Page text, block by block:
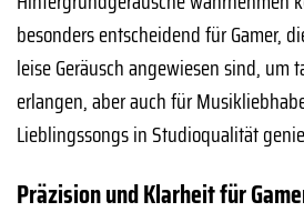
besonders entscheidend für Gamer,
leise Geräusch angewiesen sind, um
erlangen, aber auch für
Lieblingssongs in Studioqualität
Präzision und Klarheit für